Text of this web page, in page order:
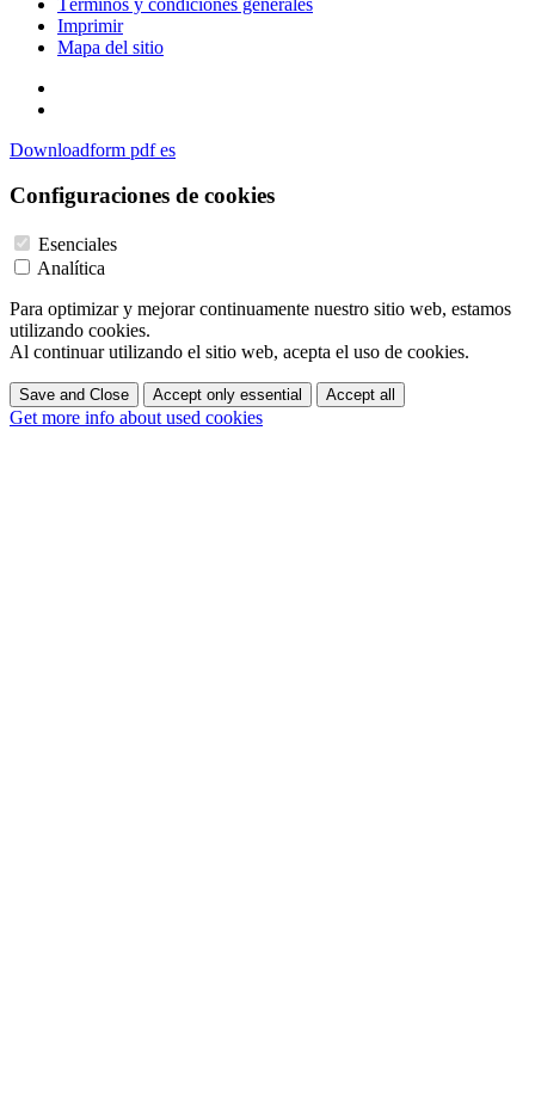
Imprimir
Mapa del sitio
Downloadform pdf es
Configuraciones de cookies
Esenciales
Analítica
Para optimizar y mejorar continuamente nuestro sitio web, estamos
utilizando cookies.
Al continuar utilizando el sitio web, acepta el uso de cookies.
Save and Close Accept only essential Accept all
Get more info about used cookies